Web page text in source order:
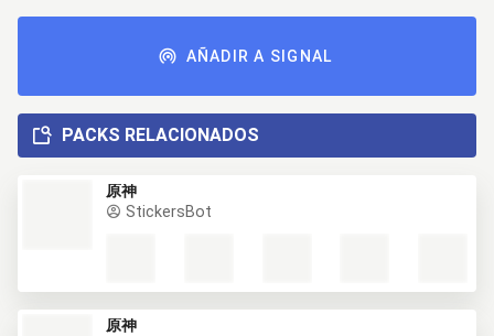
AÑADIR A SIGNAL
PACKS RELACIONADOS
原神
StickersBot
原神